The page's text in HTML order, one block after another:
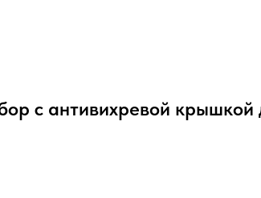
с антивихревой крышкой